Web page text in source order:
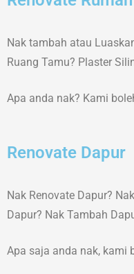
Nak tambah atau
Ruang Tamu? Plaster
Apa anda nak? Kami
Renovate Dapur
Nak Renovate Dapur?
Dapur? Nak Tambah
Apa saja anda nak, kami